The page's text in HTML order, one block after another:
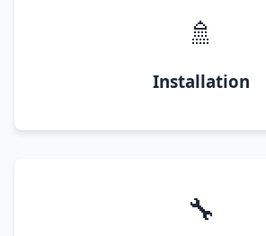
🚿
Installation
🔧